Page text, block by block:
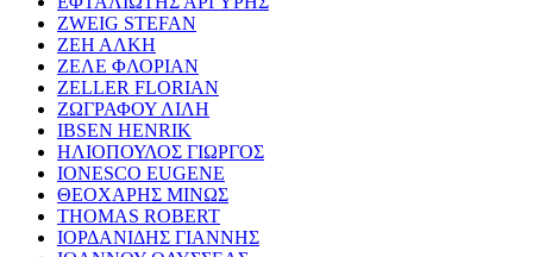
ZWEIG STEFAN
ΖΕΗ ΑΛΚΗ
ΖΕΛΕ ΦΛΟΡΙΑΝ
ZELLER FLORIAN
ΖΩΓΡΑΦΟΥ ΛΙΛΗ
IBSEN HENRIK
ΗΛΙΟΠΟΥΛΟΣ ΓΙΩΡΓΟΣ
IONESCO EUGENE
ΘΕΟΧΑΡΗΣ ΜΙΝΩΣ
THOMAS ROBERT
ΙΟΡΔΑΝΙΔΗΣ ΓΙΑΝΝΗΣ